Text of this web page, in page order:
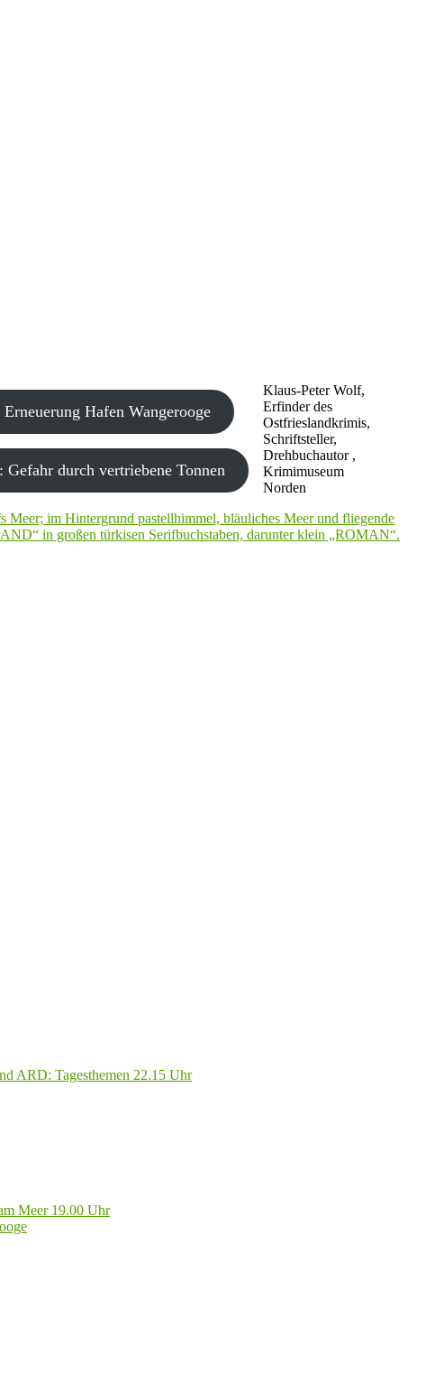
Klaus-Peter Wolf,
Erfinder des
Ostfrieslandkrimis,
Schriftsteller,
Drehbuchautor ,
Krimimuseum
Norden
Hafen Wangerooge
Gefahr durch vertriebene Tonnen
ARD: Tagesthemen 22.15 Uhr
Meer 19.00 Uhr